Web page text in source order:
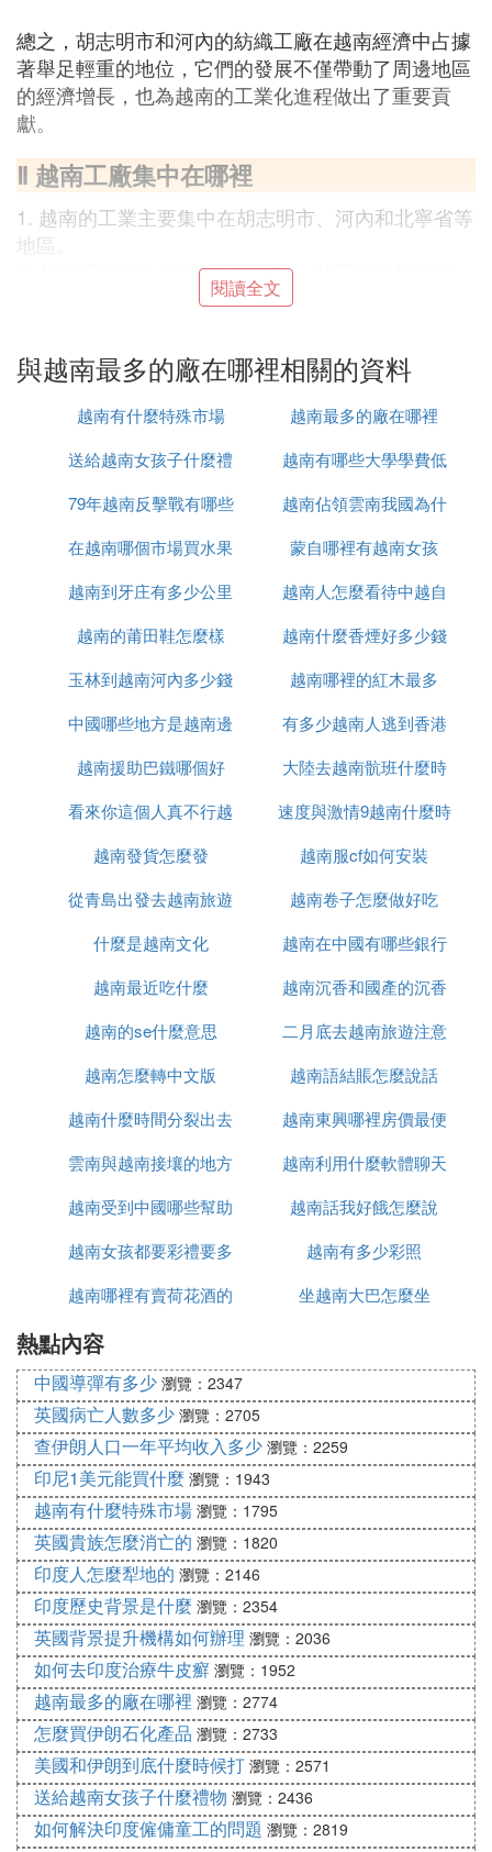
總之，胡志明市和河內的紡織工廠在越南經濟中占據
著舉足輕重的地位，它們的發展不僅帶動了周邊地區
的經濟增長，也為越南的工業化進程做出了重要貢
獻。
Ⅱ 越南工廠集中在哪裡
1. 越南的工業主要集中在胡志明市、河內和北寧省等
地區。
2. 胡志明市作為越南的經濟中心，其工業包括紡織、
機械、製糖、碾米和煙草等行業，工業總產值佔全國
3. 為吸引外資，胡志明市設立了靈中出口加工區和新
順出口加工區，加快了建設步伐。
4. 河內擁有眾多中央和地方企業，如河內機床廠、陳
5. 從90年代起，河內的工業產值年均增長率在1991-
1995年達到19.1%，1996-2000年為15.9%，2001-2
003年為20.9%。
在建，以及16個中小型工業群。
7. 非國有經濟在河內快速發展，2007年3月的統計顯
8. 河內形成了自己的工業體系，擁有機械、化工、紡
織、製糖和卷煙等工業部門，尤其是機器製造成為全
國的中心。
9. 北寧省近年來吸引了佳能、日本ORIX金融集團、
等企業投資，外資企業工業總產值每年以30%的速度
閱讀全文
與越南最多的廠在哪裡相關的資料
越南有什麼特殊市場
越南最多的廠在哪裡
送給越南女孩子什麼禮
物
越南有哪些大學學費低
79年越南反擊戰有哪些
人
越南佔領雲南我國為什
麼未先進攻
在越南哪個市場買水果
最便宜
蒙自哪裡有越南女孩
越南到牙庄有多少公里
越南人怎麼看待中越自
衛戰
越南的莆田鞋怎麼樣
越南什麼香煙好多少錢
玉林到越南河內多少錢
越南哪裡的紅木最多
中國哪些地方是越南邊
境
有多少越南人逃到香港
越南援助巴鐵哪個好
大陸去越南骯班什麼時
候能正常
看來你這個人真不行越
南語怎麼說
速度與激情9越南什麼時
候上映
越南發貨怎麼發
越南服cf如何安裝
從青島出發去越南旅遊
怎麼辦
越南卷子怎麼做好吃
什麼是越南文化
越南在中國有哪些銀行
越南最近吃什麼
越南沉香和國產的沉香
什麼區別
越南的se什麼意思
二月底去越南旅遊注意
什麼
越南怎麼轉中文版
越南語結賬怎麼說話
越南什麼時間分裂出去
的
越南東興哪裡房價最便
宜
雲南與越南接壤的地方
有哪些
越南利用什麼軟體聊天
越南受到中國哪些幫助
越南話我好餓怎麼說
越南女孩都要彩禮要多
少錢
越南有多少彩照
越南哪裡有賣荷花酒的
坐越南大巴怎麼坐
熱點內容
中國導彈有多少 瀏覽：2347
英國病亡人數多少 瀏覽：2705
查伊朗人口一年平均收入多少 瀏覽：2259
印尼1美元能買什麼 瀏覽：1943
越南有什麼特殊市場 瀏覽：1795
英國貴族怎麼消亡的 瀏覽：1820
印度人怎麼犁地的 瀏覽：2146
印度歷史背景是什麼 瀏覽：2354
英國背景提升機構如何辦理 瀏覽：2036
如何去印度治療牛皮癬 瀏覽：1952
越南最多的廠在哪裡 瀏覽：2774
怎麼買伊朗石化產品 瀏覽：2733
美國和伊朗到底什麼時候打 瀏覽：2571
送給越南女孩子什麼禮物 瀏覽：2436
如何解決印度僱傭童工的問題 瀏覽：2819